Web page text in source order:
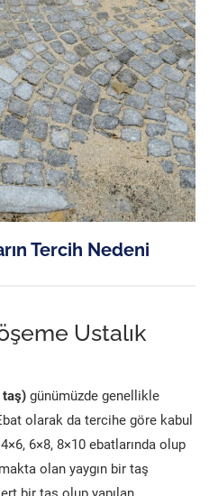
Tercih Nedeni
Ustalık
taş) günümüzde genellikle
olarak da tercihe göre kabul
4×6, 6×8, 8×10 ebatlarında olup
olan yaygın bir taş